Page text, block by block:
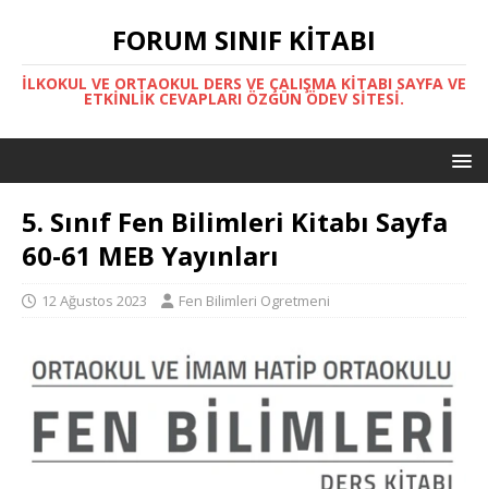
FORUM SINIF KITABI
İLKOKUL VE ORTAOKUL DERS VE ÇALIŞMA KITABI SAYFA VE
ETKINLIK CEVAPLARI ÖZGÜN ÖDEV SITESI.
5. Sınıf Fen Bilimleri Kitabı Sayfa
60-61 MEB Yayınları
12 Ağustos 2023 Fen Bilimleri Ogretmeni